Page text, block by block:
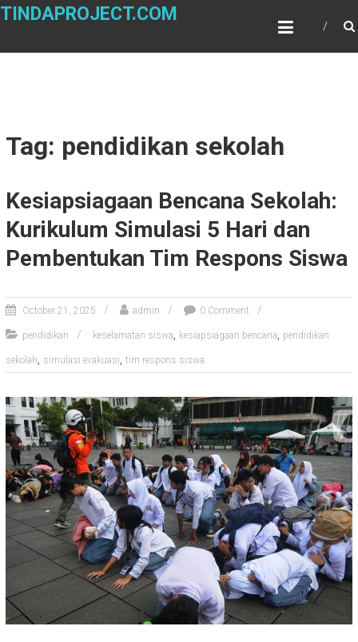
Skip
TINDAPROJECT.COM
Tag: pendidikan sekolah
Kesiapsiagaan Bencana Sekolah:
Kurikulum Simulasi 5 Hari dan
Pembentukan Tim Respons Siswa
October 21, 2025 admin 0 Comment
pendidikan keselamatan siswa, kesiapsiagaan bencana, pendidikan
sekolah, simulasi evakuasi, tim respons siswa